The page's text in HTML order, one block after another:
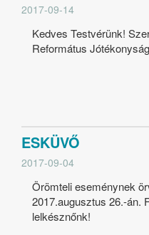
2017-09-14
Kedves Testvérünk!
Református
ESKÜVŐ
2017-09-04
Örömteli eseménynek
2017.augusztus 26.-án.
lelkésznőnk!